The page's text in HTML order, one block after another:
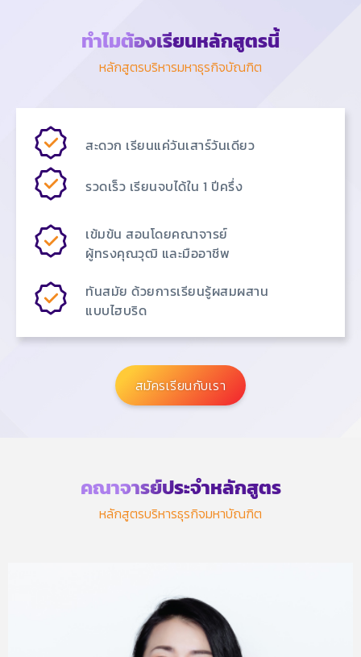
ทำไมต้องเรียนหลักสูตรนี้
หลักสูตรบริหารมหาธุรกิจบัณฑิต
สะดวก เรียนแค่วันเสาร์วันเดียว
รวดเร็ว เรียนจบได้ใน 1 ปีครึ่ง
เข้มข้น สอนโดยคณาจารย์
ผู้ทรงคุณวุฒิ และมืออาชีพ
ทันสมัย ด้วยการเรียนรู้ผสมผสาน
แบบไฮบริด
สมัครเรียนกับเรา
คณาจารย์ประจำหลักสูตร
หลักสูตรบริหารธุรกิจมหาบัณฑิต